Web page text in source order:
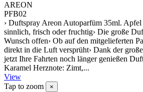
AREON
PFB02
› Duftspray Areon Autoparfüm 35ml.
sinnlich, frisch oder fruchtig› Die große
Wunsch offen› Ob auf den mitgelieferten
direkt in die Luft versprüht› Dank der
jetzt Ihre Fahrten noch länger genießen
Karamel Herznote: Zimt,...
View
Tap to zoom
×